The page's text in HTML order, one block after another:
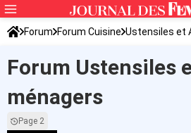
Forum Forum Cuisine Ustensiles et
Forum Ustensiles
ménagers
Page 2